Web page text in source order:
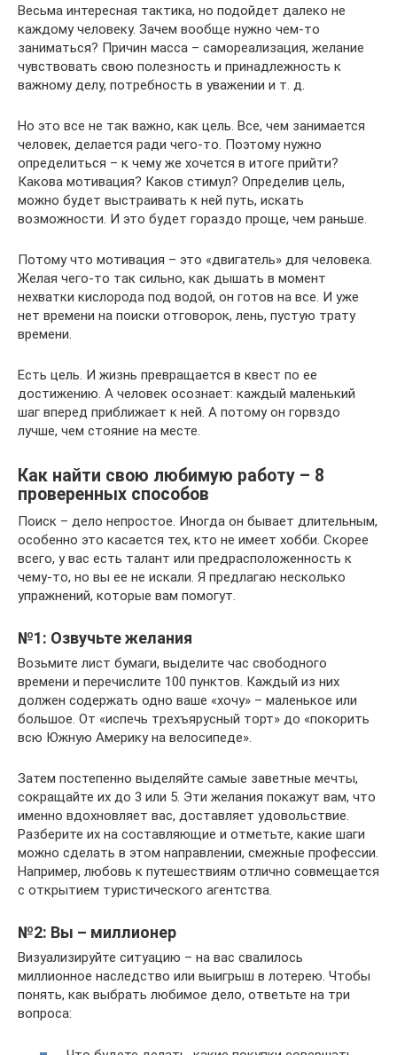
Весьма интересная тактика, но подойдет далеко не
каждому человеку. Зачем вообще нужно чем-то
заниматься? Причин масса – самореализация, желание
чувствовать свою полезность и принадлежность к
важному делу, потребность в уважении и т. д.
Но это все не так важно, как цель. Все, чем занимается
человек, делается ради чего-то. Поэтому нужно
определиться – к чему же хочется в итоге прийти?
Какова мотивация? Каков стимул? Определив цель,
можно будет выстраивать к ней путь, искать
возможности. И это будет гораздо проще, чем раньше.
Потому что мотивация – это «двигатель» для человека.
Желая чего-то так сильно, как дышать в момент
нехватки кислорода под водой, он готов на все. И уже
нет времени на поиски отговорок, лень, пустую трату
времени.
Есть цель. И жизнь превращается в квест по ее
достижению. А человек осознает: каждый маленький
шаг вперед приближает к ней. А потому он горвздо
лучше, чем стояние на месте.
Как найти свою любимую работу – 8
проверенных способов
Поиск – дело непростое. Иногда он бывает длительным,
особенно это касается тех, кто не имеет хобби. Скорее
всего, у вас есть талант или предрасположенность к
чему-то, но вы ее не искали. Я предлагаю несколько
упражнений, которые вам помогут.
№1: Озвучьте желания
Возьмите лист бумаги, выделите час свободного
времени и перечислите 100 пунктов. Каждый из них
должен содержать одно ваше «хочу» – маленькое или
большое. От «испечь трехъярусный торт» до «покорить
всю Южную Америку на велосипеде».
Затем постепенно выделяйте самые заветные мечты,
сокращайте их до 3 или 5. Эти желания покажут вам, что
именно вдохновляет вас, доставляет удовольствие.
Разберите их на составляющие и отметьте, какие шаги
можно сделать в этом направлении, смежные профессии.
Например, любовь к путешествиям отлично совмещается
с открытием туристического агентства.
№2: Вы – миллионер
Визуализируйте ситуацию – на вас свалилось
миллионное наследство или выигрыш в лотерею. Чтобы
понять, как выбрать любимое дело, ответьте на три
вопроса: